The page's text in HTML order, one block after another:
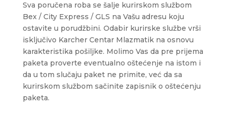
Sva poručena roba se šalje kurirskom službom
Bex / City Express / GLS na Vašu adresu koju
ostavite u porudžbini. Odabir kurirske službe vrši
isključivo Karcher Centar Mlazmatik na osnovu
karakteristika pošiljke. Molimo Vas da pre prijema
paketa proverte eventualno oštećenje na istom i
da u tom slučaju paket ne primite, već da sa
kurirskom službom sačinite zapisnik o oštećenju
paketa.